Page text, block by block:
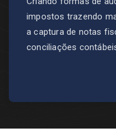
impostos trazendo
a captura de notas
conciliações